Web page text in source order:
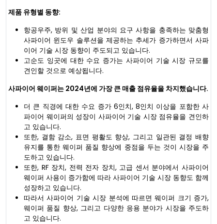
제품 유형별 동향:
항공우주, 방위 및 산업 분야의 요구 사항을 충족하는 맞춤형
사파이어 윈도우 솔루션을 제공하는 추세가 증가하면서 사파
이어 기술 시장 동향이 주도되고 있습니다.
고순도 잉곳에 대한 수요 증가는 사파이어 기술 시장 규모를
견인할 것으로 예상됩니다.
사파이어 웨이퍼는 2024년에 가장 큰 매출 점유율을 차지했습니다.
더 큰 직경에 대한 수요 증가 6인치, 8인치 이상을 포함한 사
파이어 웨이퍼의 성장이 사파이어 기술 시장 점유율을 견인하
고 있습니다.
또한, 결함 감소, 표면 평활도 향상, 그리고 일관된 결정 배향
유지를 통한 웨이퍼 품질 향상에 중점을 두는 것이 시장을 주
도하고 있습니다.
또한, RF 장치, 전력 전자 장치, 고급 센서 분야에서 사파이어
웨이퍼 사용이 증가함에 따라 사파이어 기술 시장 동향도 함께
성장하고 있습니다.
따라서 사파이어 기술 시장 분석에 따르면 웨이퍼 크기 증가,
웨이퍼 품질 향상, 그리고 다양한 응용 분야가 시장을 주도하
고 있습니다.